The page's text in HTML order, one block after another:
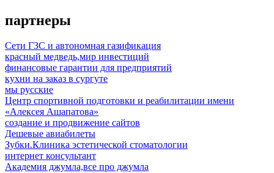
партнеры
Сети ГЗС и автономная газификация
красный медведь,мир инвестиций
финансовые гарантии для предприятий
кухни на заказ в сургуте
мы русские
Центр спортивной подготовки и реабилитации имени
«Алексея Ашапатова»
создание и продвижение сайтов
Дешевые авиабилеты
Зубки.Клиника эстетической стоматологии
интернет консультант
Академия джумла,все про джумла